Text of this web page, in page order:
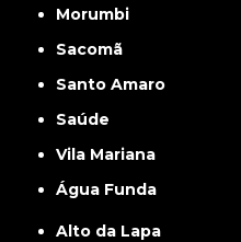
Morumbi
Sacomã
Santo Amaro
Saúde
Vila Mariana
Água Funda
Alto da Lapa